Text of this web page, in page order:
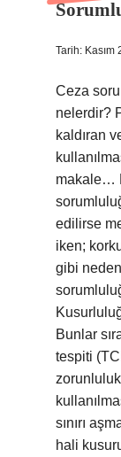
Tarih: Kasım
Ceza
nelerdir?
kaldıran
makale…
edilirse
iken;
gibi
Bunlar
tespiti
sınırı
hali